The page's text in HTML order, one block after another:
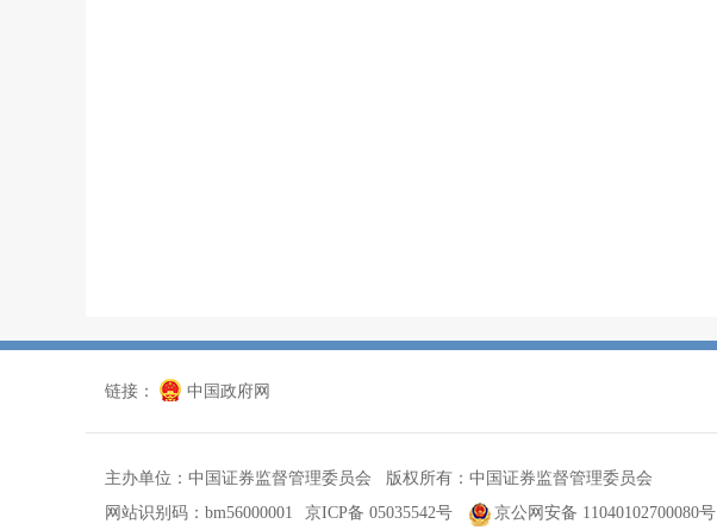
链接： 中国政府网
主办单位：中国证券监督管理委员会 版权所有：中国证券监督管理委员会
网站识别码：bm56000001
京ICP备 05035542号 京公网安备 11040102700080号